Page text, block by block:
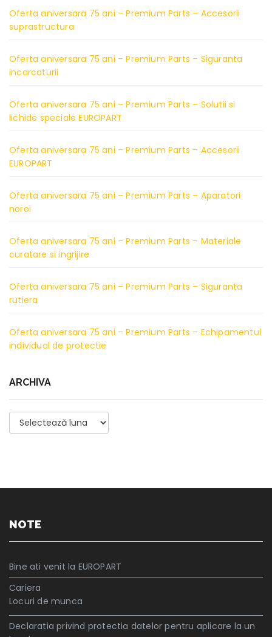
Oferta aniversara 75 ani – Premium Parts – Accesorii
suprastructura
Oferta aniversara 75 ani – Premium Parts – Siguranta
incarcaturii
Oferta aniversara 75 ani – Premium Parts – Solutii si
lichide speciale EUROPART
Oferta aniversara 75 ani – Premium Parts – Accesorii
EUROPART
Oferta aniversara 75 ani – Premium Parts – Aparatori
noroi
Oferta aniversara 75 ani – Premium Parts – Materiale
curatare si ingrijire
Oferta aniversara 75 ani – Premium Parts – Siguranta
rutiera
Oferta aniversara 75 ani – Premium Parts – Echipamentul
individual de protectie
ARCHIVA
Archiva
NOTE
Bine ati venit la EUROPART
Cariera
Locuri de munca
Declaratia privind protectia datelor pentru aplicare la un